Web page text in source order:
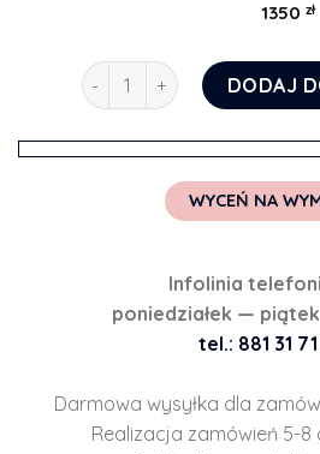
1350 zł
ilość Foto-tapeta zDODAJ
WYCEŃ NA
Infolinia
poniedziałek —
tel.: 881 31 71
Darmowa wysyłka dla
Realizacja zamówień 5-8